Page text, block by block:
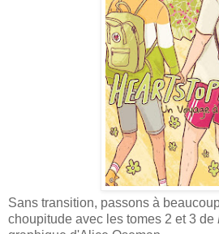
Sans transition, passons à
choupitude avec les tomes 2 et 3 de